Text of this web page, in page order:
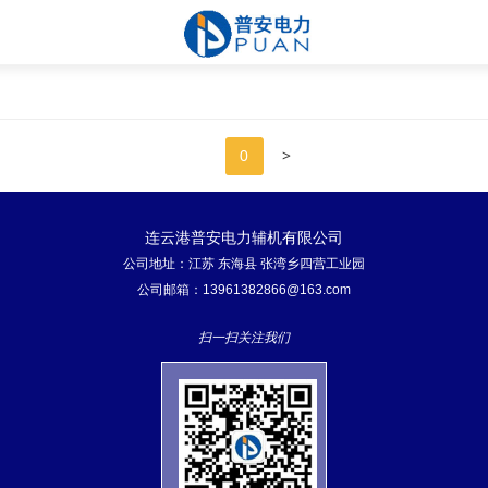
0 >
连云港普安电力辅机有限公司
公司地址：江苏 东海县 张湾乡四营工业园
公司邮箱：13961382866@163.com
扫一扫关注我们